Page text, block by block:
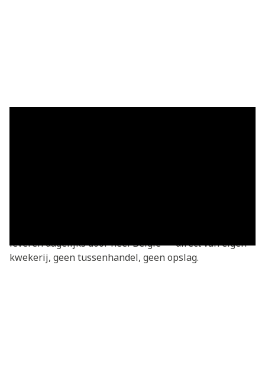
leveren dagelijks door heel België — direct van eigen
kwekerij, geen tussenhandel, geen opslag.